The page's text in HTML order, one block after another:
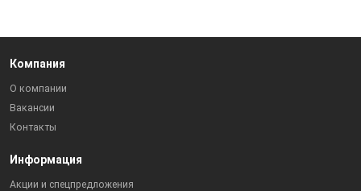
Компания
О компании
Вакансии
Контакты
Информация
Акции и спецпредложения